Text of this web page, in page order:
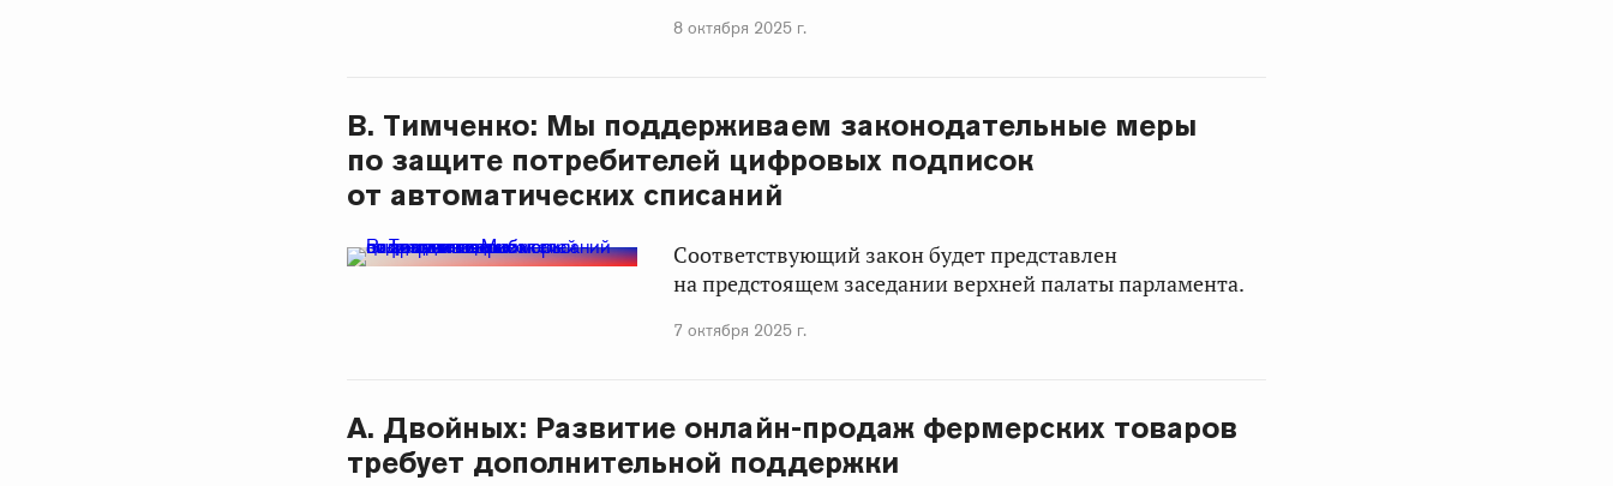
8 октября 2025 г.
В. Тимченко: Мы поддерживаем законодательные меры
по защите потребителей цифровых подписок
от автоматических списаний
Соответствующий закон будет представлен
на предстоящем заседании верхней палаты парламента.
7 октября 2025 г.
А. Двойных: Развитие онлайн-продаж фермерских товаров
требует дополнительной поддержки